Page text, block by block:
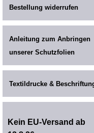
Bestellung widerrufen
Anleitung zum Anbringen
unserer Schutzfolien
Textildrucke &
Kein EU-Versand ab